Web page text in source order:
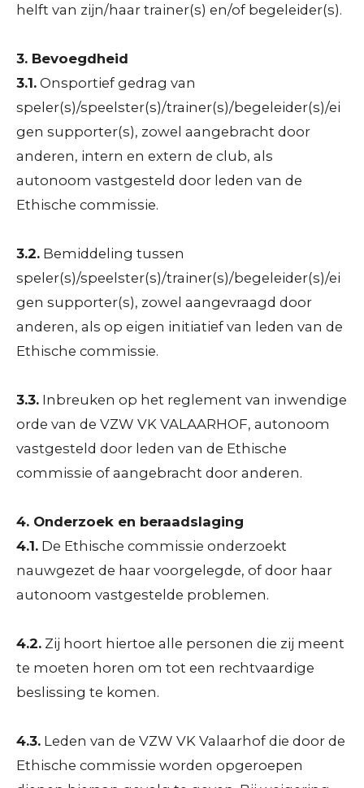
helft van zijn/haar trainer(s) en/of begeleider(s).
3. Bevoegdheid
3.1. Onsportief gedrag van
speler(s)/speelster(s)/trainer(s)/begeleider(s)/ei
gen supporter(s), zowel aangebracht door
anderen, intern en extern de club, als
autonoom vastgesteld door leden van de
Ethische commissie.
3.2. Bemiddeling tussen
speler(s)/speelster(s)/trainer(s)/begeleider(s)/ei
gen supporter(s), zowel aangevraagd door
anderen, als op eigen initiatief van leden van de
Ethische commissie.
3.3. Inbreuken op het reglement van inwendige
orde van de VZW VK VALAARHOF, autonoom
vastgesteld door leden van de Ethische
commissie of aangebracht door anderen.
4. Onderzoek en beraadslaging
4.1. De Ethische commissie onderzoekt
nauwgezet de haar voorgelegde, of door haar
autonoom vastgestelde problemen.
4.2. Zij hoort hiertoe alle personen die zij meent
te moeten horen om tot een rechtvaardige
beslissing te komen.
4.3. Leden van de VZW VK Valaarhof die door de
Ethische commissie worden opgeroepen